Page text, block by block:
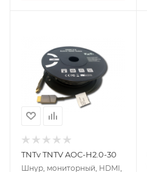
TNTv TNTV AOC-H2.0-30
Шнур, мониторный, HDMI,